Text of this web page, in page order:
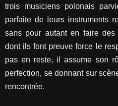
trois musiciens polonais
parfaite de leurs instruments
sans pour autant en faire
dont ils font preuve force le
pas en reste, il assume son
perfection, se donnant sur
rencontrée.